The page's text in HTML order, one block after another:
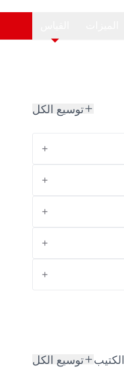
توسيع الكل
الكتيب توسيع الكل